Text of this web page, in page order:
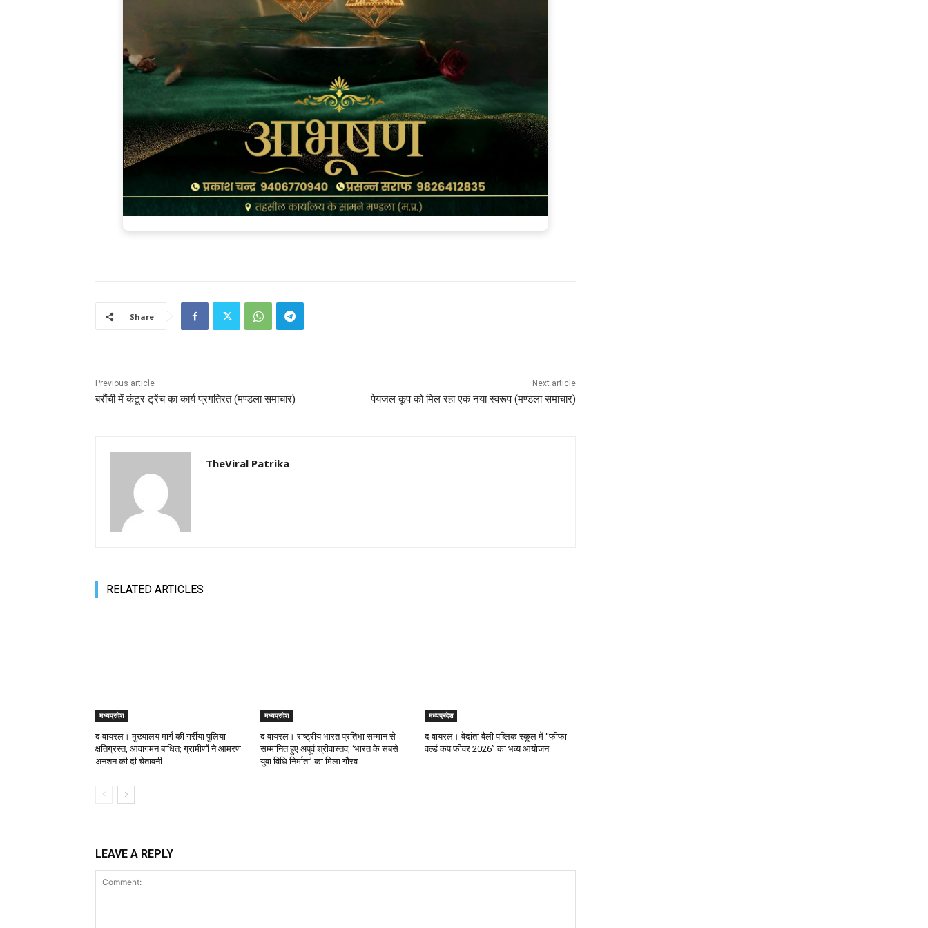
Share
Previous article
बरौंची में कंटूर ट्रेंच का कार्य प्रगतिरत (मण्‍डला समाचार)
Next article
पेयजल कूप को मिल रहा एक नया स्वरूप (मण्‍डला समाचार)
TheViral Patrika
RELATED ARTICLES
मध्यप्रदेश
द वायरल। मुख्यालय मार्ग की गर्रीया पुलिया
क्षतिग्रस्त, आवागमन बाधित; ग्रामीणों ने आमरण
अनशन की दी चेतावनी
मध्यप्रदेश
द वायरल। राष्ट्रीय भारत प्रतिभा सम्मान से
सम्मानित हुए अपूर्व श्रीवास्तव, ‘भारत के सबसे
युवा विधि निर्माता’ का मिला गौरव
मध्यप्रदेश
द वायरल। वेदांता वैली पब्लिक स्कूल में “फीफा
वर्ल्ड कप फीवर 2026” का भव्य आयोजन
LEAVE A REPLY